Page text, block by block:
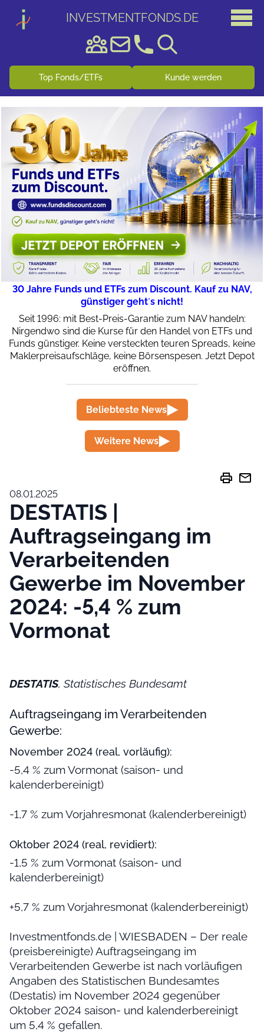
INVESTMENTFONDS.DE
Top Fonds/ETFs Kunde werden
30 Jahre Funds und ETFs zum Discount. Kauf zu NAV,
günstiger geht´s nicht!
Seit 1996: mit Best-Preis-Garantie zum NAV handeln:
Nirgendwo sind die Kurse für den Handel von ETFs und
Funds günstiger. Keine versteckten teuren Spreads, keine
Maklerpreisaufschläge, keine Börsenspesen. Jetzt Depot
eröffnen.
Beliebteste News
Weitere News
print mail
08.01.2025
DESTATIS |
Auftragseingang im
Verarbeitenden
Gewerbe im November
2024: -5,4 % zum
Vormonat
DESTATIS, Statistisches Bundesamt
Auftragseingang im Verarbeitenden
Gewerbe:
November 2024 (real, vorläufig):
-5,4 % zum Vormonat (saison- und
kalenderbereinigt)
-1,7 % zum Vorjahresmonat (kalenderbereinigt)
Oktober 2024 (real, revidiert):
-1,5 % zum Vormonat (saison- und
kalenderbereinigt)
+5,7 % zum Vorjahresmonat (kalenderbereinigt)
Investmentfonds.de | WIESBADEN – Der reale
(preisbereinigte) Auftragseingang im
Verarbeitenden Gewerbe ist nach vorläufigen
Angaben des Statistischen Bundesamtes
(Destatis) im November 2024 gegenüber
Oktober 2024 saison- und kalenderbereinigt
um 5,4 % gefallen.